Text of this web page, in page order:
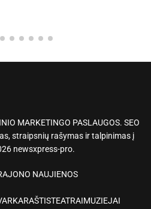
MARKETINGO PASLAUGOS. SEO
straipsnių rašymas ir talpinimas į
newsxpress-pro.
NAUJIENOS
TEATRAIMUZIEJAI